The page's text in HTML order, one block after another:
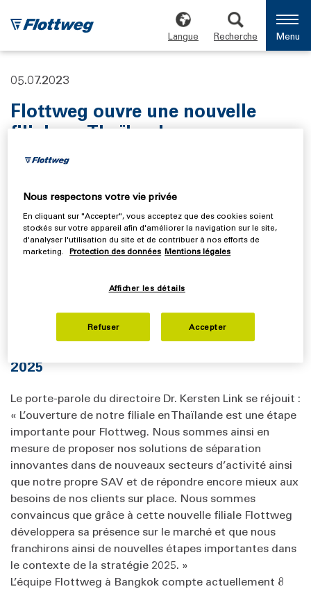
Langue Recherche Menu
05.07.2023
Flottweg ouvre une nouvelle
filiale en Thaïlande
Flottweg, spécialiste de la technologie de séparation, a
plus de 30 ans d’activité en Thaïlande, Flottweg
renforce sa présence dans la région asiatique avec son
expansion en Thaïlande. L’ouverture de la filiale en
Thaïlande constitue donc une nouvelle étape de la
l’internationalisation de Flottweg au centre des
préoccupations.
2025
Le porte-parole du directoire Dr. Kersten Link se réjouit :
« L’ouverture de notre filiale en Thaïlande est une étape
importante pour Flottweg. Nous sommes ainsi en
mesure de proposer nos solutions de séparation
innovantes dans de nouveaux secteurs d’activité ainsi
que notre propre SAV et de répondre encore mieux aux
besoins de nos clients sur place. Nous sommes
convaincus que grâce à cette nouvelle filiale Flottweg
développera sa présence sur le marché et que nous
franchirons ainsi de nouvelles étapes importantes dans
le contexte de la stratégie 2025. »
L’équipe Flottweg à Bangkok compte actuellement 8
Nous respectons votre vie privée
En cliquant sur "Accepter", vous acceptez que des cookies soient
stockés sur votre appareil afin d'améliorer la navigation sur le site,
d'analyser l'utilisation du site et de contribuer à nos efforts de
marketing.
Protection des données Mentions légales
Afficher les détails
Refuser Accepter